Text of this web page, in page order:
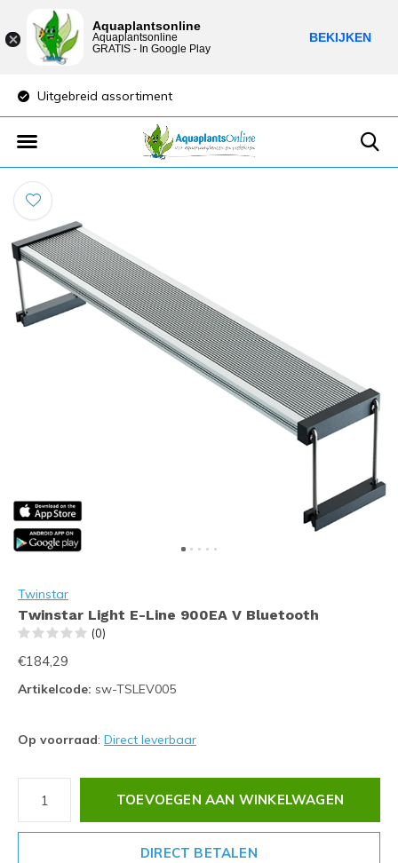
Uitgebreid assortiment
Twinstar
Twinstar Light E-Line 900EA V Bluetooth
(0)
€184,29
Artikelcode: sw-TSLEV005
Op voorraad: Direct leverbaar
TOEVOEGEN AAN WINKELWAGEN
DIRECT BETALEN
Aquaplantsonline
Aquaplantsonline
GRATIS - In Google Play
BEKIJKEN